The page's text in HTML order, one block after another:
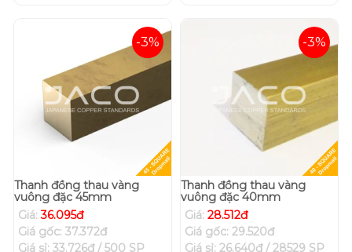
-3%
Thanh đồng thau vàng
vuông đặc 45mm
Giá:36.095đ
Giá gốc: 37.372đ
Giá sỉ: 33.726đ / 500 SP
-3%
Thanh đồng thau vàng
vuông đặc 40mm
Giá: 28.512đ
Giá gốc: 29.520đ
Giá sỉ: 26.640đ / 28529 SP